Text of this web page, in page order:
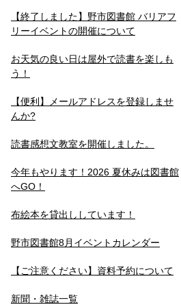
【終了しました】野市図書館 バリアフ
リーイベントの開催について
お天気の良い日は屋外で読書を楽しも
う！
【便利】メールアドレスを登録しませ
んか?
読書感想文教室を開催しました。
今年もやります！2026 夏休みは図書館
へGO！
布絵本を貸出ししています！
野市図書館8月イベントカレンダー
【ご注意ください】資料予約について
新聞・雑誌一覧